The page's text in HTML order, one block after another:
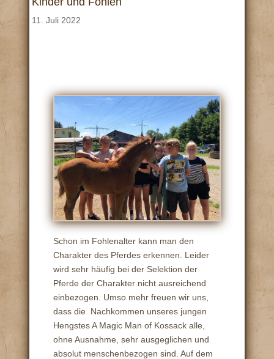
11. Juli 2022
Schon im Fohlenalter kann man den
Charakter des Pferdes erkennen. Leider
wird sehr häufig bei der Selektion der
Pferde der Charakter nicht ausreichend
einbezogen. Umso mehr freuen wir uns,
dass die Nachkommen unseres jungen
Hengstes A Magic Man of Kossack alle,
ohne Ausnahme, sehr ausgeglichen und
absolut menschenbezogen sind. Auf dem